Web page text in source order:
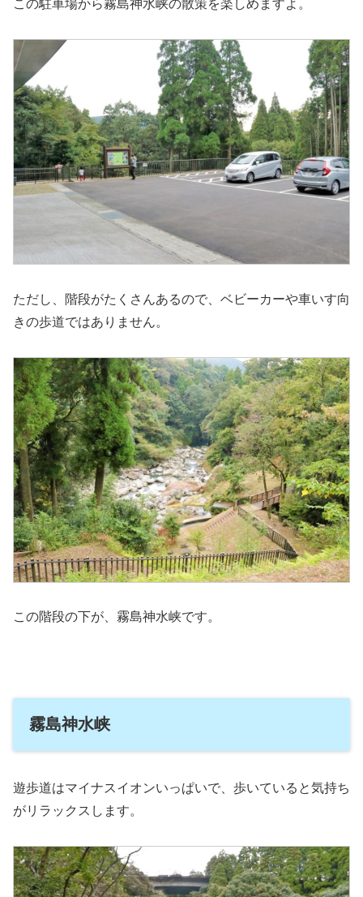
この駐車場から霧島神水峡の散策を楽しめますよ。
ただし、階段がたくさんあるので、ベビーカーや車いす向
きの歩道ではありません。
この階段の下が、霧島神水峡です。
霧島神水峡
遊歩道はマイナスイオンいっぱいで、歩いていると気持ち
がリラックスします。